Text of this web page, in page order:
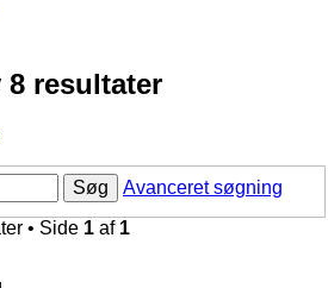
resultater
Søg
Avanceret søgning
• Side 1 af 1